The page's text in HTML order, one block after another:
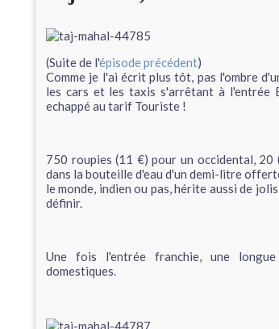
(Suite de l'épisode précédent)
Comme je l'ai écrit plus tôt, pas l'ombre
les cars et les taxis s'arrêtant à l'entrée
echappé au tarif Touriste !
750 roupies (11 €) pour un occidental,
dans la bouteille d'eau d'un demi-litre
le monde, indien ou pas, hérite aussi de
définir.
Une fois l'entrée franchie, une
domestiques.